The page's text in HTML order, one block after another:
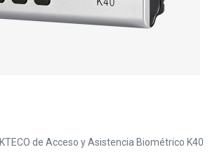
de Acceso y Asistencia Biométrico K40